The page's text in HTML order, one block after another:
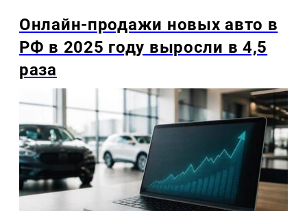
Онлайн-продажи новых авто в
РФ в 2025 году выросли в 4,5
раза